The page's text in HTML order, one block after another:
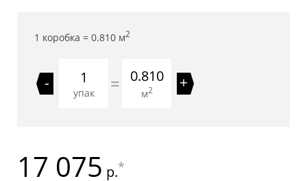
1 коробка = 0.810 м2
-
упак = 0.810
м2 +
17 075 р.*